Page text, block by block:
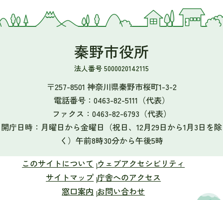
秦野市役所
法人番号 5000020142115
〒257-8501 神奈川県秦野市桜町1-3-2
電話番号： 0463-82-5111 （代表）
ファクス： 0463-82-6793 （代表）
開庁日時：月曜日から金曜日（祝日、12月29日から1月3日を除
く）午前8時30分から午後5時
このサイトについて ウェブアクセシビリティ
サイトマップ 庁舎へのアクセス
窓口案内 お問い合わせ